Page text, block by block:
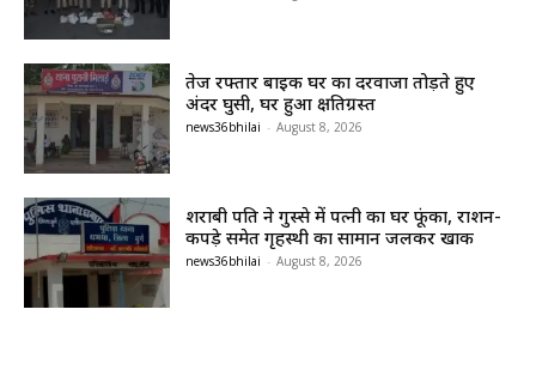
तेज रफ्तार बाइक घर का दरवाजा तोड़ते हुए
अंदर घुसी, घर हुआ क्षतिग्रस्त
news36bhilai - August 8, 2026
शराबी पति ने गुस्से में पत्नी का घर फूंका, राशन-
कपड़े समेत गृहस्थी का सामान जलकर खाक
news36bhilai - August 8, 2026